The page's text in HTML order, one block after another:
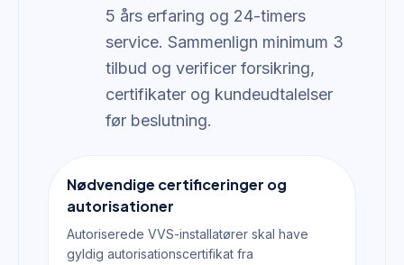
5 års erfaring og 24-timers
service. Sammenlign minimum 3
tilbud og verificer forsikring,
certifikater og kundeudtalelser
før beslutning.
Nødvendige certificeringer og
autorisationer
Autoriserede VVS-installatører skal have
gyldig autorisationscertifikat fra